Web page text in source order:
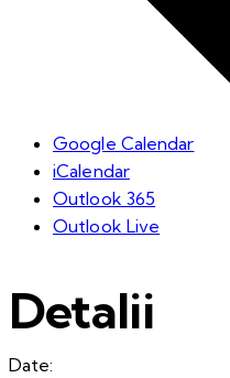
Google Calendar
iCalendar
Outlook 365
Outlook Live
Detalii
Date: